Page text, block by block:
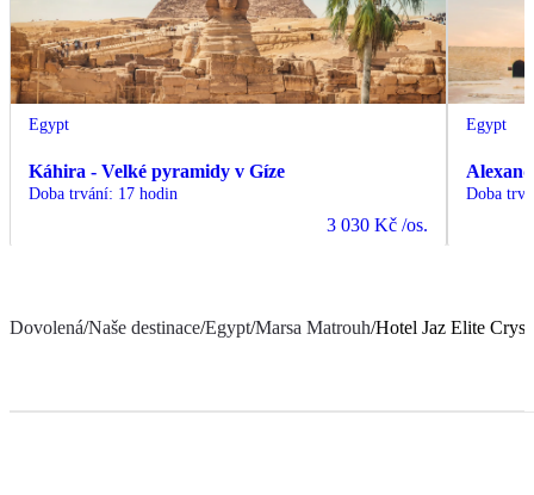
Egypt
Káhira - Velké pyramidy v Gíze
Doba trvání: 17 hodin
3 030 Kč /os.
Egypt
Doba
Dovolená/Naše destinace/Egypt/Marsa Matrouh/Hotel Jaz Elite